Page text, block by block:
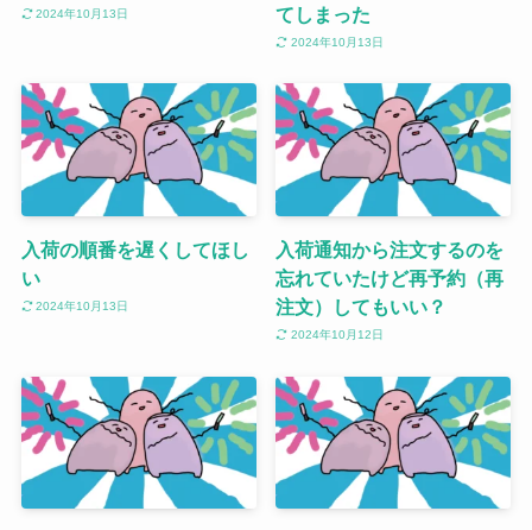
2024年10月13日
てしまった
2024年10月13日
入荷の順番を遅くしてほし
い
2024年10月13日
入荷通知から注文するのを
忘れていたけど再予約（再
注文）してもいい？
2024年10月12日